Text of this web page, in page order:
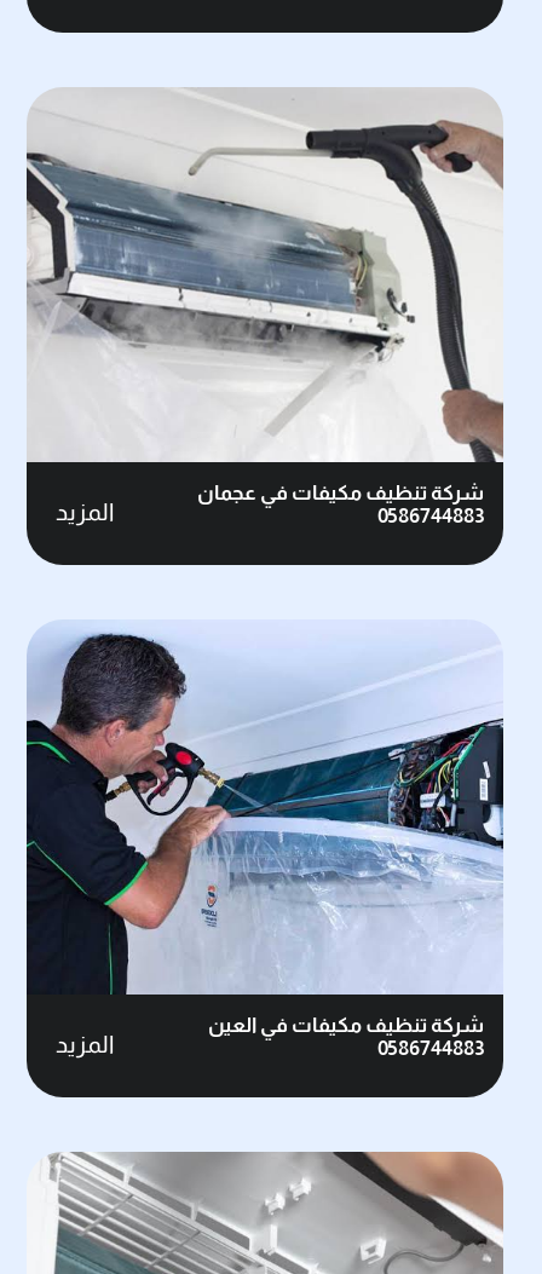
شركة تنظيف مكيفات في عجمان
0586744883
المزيد
شركة تنظيف مكيفات في العين
0586744883
المزيد